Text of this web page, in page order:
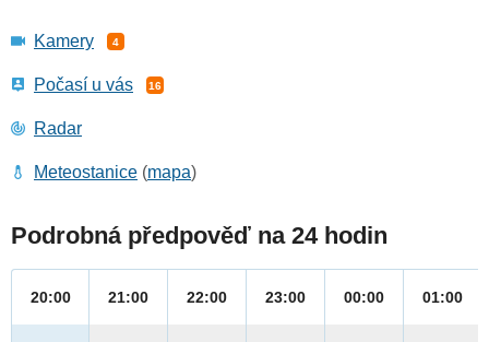
Kamery 4
Počasí u vás 16
Radar
Meteostanice (mapa)
Podrobná předpověď na 24 hodin
20:00 21:00 22:00 23:00 00:00 01:00